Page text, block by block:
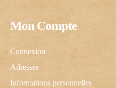
Mon Compte
Connexion
Adresses
Informations personnelles